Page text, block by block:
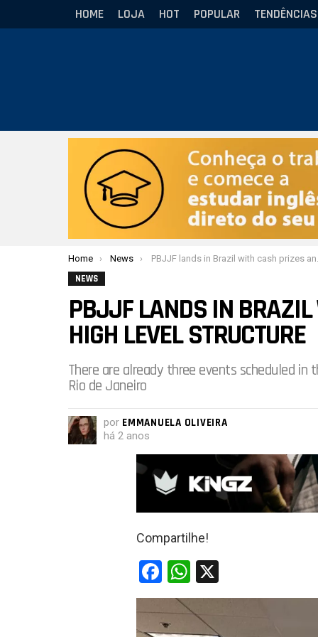
HOME LOJA HOT POPULAR TENDÊNCIAS
Você está aqui:
Home News PBJJF lands in Brazil with cash prizes and high level structure
NEWS
PBJJF LANDS IN
HIGH LEVEL STRUCTURE
There are already three events scheduled
Rio de Janeiro
por EMMANUELA OLIVEIRA
há 2 anos
Compartilhe!
F
a
ce
W
h
at